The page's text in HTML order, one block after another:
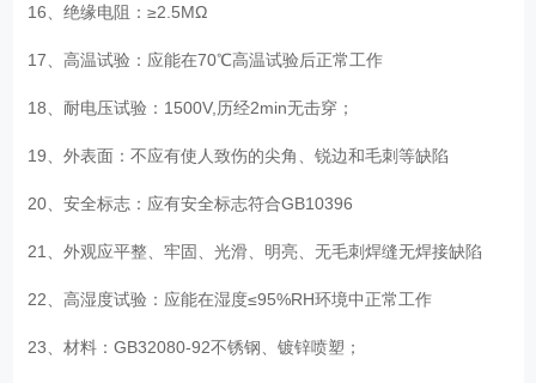
16、绝缘电阻：≥2.5MΩ
17、高温试验：应能在70℃高温试验后正常工作
18、耐电压试验：1500V,历经2min无击穿；
19、外表面：不应有使人致伤的尖角、锐边和毛刺等缺陷
20、安全标志：应有安全标志符合GB10396
21、外观应平整、牢固、光滑、明亮、无毛刺焊缝无焊接缺陷
22、高湿度试验：应能在湿度≤95%RH环境中正常工作
23、材料：GB32080-92不锈钢、镀锌喷塑；